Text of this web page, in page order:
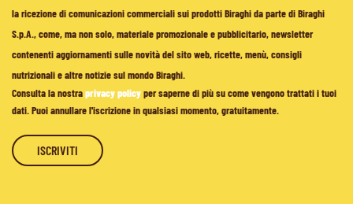
la ricezione di comunicazioni commerciali sui prodotti Biraghi da parte di Biraghi
S.p.A., come, ma non solo, materiale promozionale e pubblicitario, newsletter
contenenti aggiornamenti sulle novità del sito web, ricette, menù, consigli
nutrizionali e altre notizie sul mondo Biraghi.
Consulta la nostraprivacy policyper saperne di più su come vengono trattati i tuoi
dati. Puoi annullare l'iscrizione in qualsiasi momento, gratuitamente.